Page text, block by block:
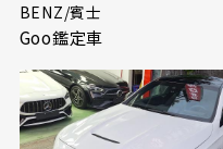
BENZ/賓士
Goo鑑定車